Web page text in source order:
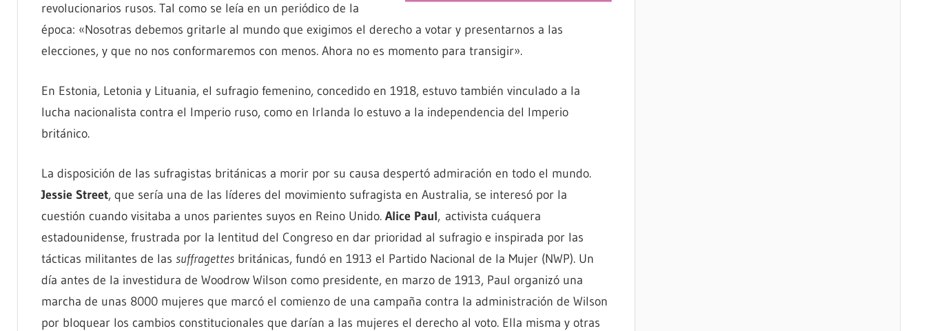
revolucionarios rusos. Tal como se leía en un periódico de la
época: «Nosotras debemos gritarle al mundo que exigimos el derecho a votar y presentarnos a las
elecciones, y que no nos conformaremos con menos. Ahora no es momento para transigir».
En Estonia, Letonia y Lituania, el sufragio femenino, concedido en 1918, estuvo también vinculado a la
lucha nacionalista contra el Imperio ruso, como en Irlanda lo estuvo a la independencia del Imperio
británico.
La disposición de las sufragistas británicas a morir por su causa despertó admiración en todo el mundo.
Jessie Street, que sería una de las líderes del movimiento sufragista en Australia, se interesó por la
cuestión cuando visitaba a unos parientes suyos en Reino Unido. Alice Paul, activista cuáquera
estadounidense, frustrada por la lentitud del Congreso en dar prioridad al sufragio e inspirada por las
tácticas militantes de las suffragettesbritánicas, fundó en 1913 el Partido Nacional de la Mujer (NWP). Un
día antes de la investidura de Woodrow Wilson como presidente, en marzo de 1913, Paul organizó una
marcha de unas 8000 mujeres que marcó el comienzo de una campaña contra la administración de Wilson
por bloquear los cambios constitucionales que darían a las mujeres el derecho al voto. Ella misma y otras